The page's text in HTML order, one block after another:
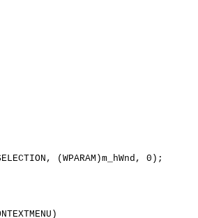
(WPARAM)m_hWnd, 0);